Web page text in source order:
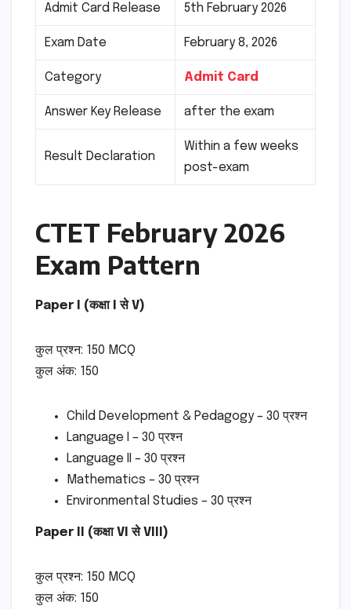
Admit Card Release 5th February 2026
Exam Date February 8, 2026
Category Admit Card
Answer Key Release after the exam
Result Declaration
Within a few weeks
post-exam
CTET February 2026
Exam Pattern
Paper I (कक्षा I से V)
कुल प्रश्न: 150 MCQ
कुल अंक: 150
Child Development & Pedagogy – 30 प्रश्न
Language I – 30 प्रश्न
Language II – 30 प्रश्न
Mathematics – 30 प्रश्न
Environmental Studies – 30 प्रश्न
Paper II (कक्षा VI से VIII)
कुल प्रश्न: 150 MCQ
कुल अंक: 150